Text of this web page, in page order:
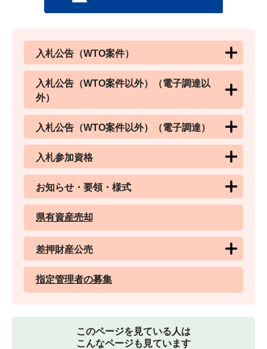
入札公告（WTO案件）
入札公告（WTO案件以外）（電子調達以
外）
入札公告（WTO案件以外）（電子調達）
入札参加資格
お知らせ・要領・様式
県有資産売却
差押財産公売
指定管理者の募集
このページを見ている人は
こんなページも見ています